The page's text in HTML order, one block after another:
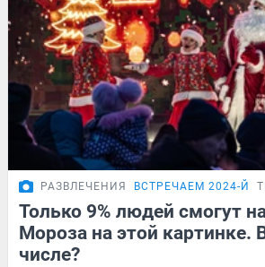
РАЗВЛЕЧЕНИЯ ВСТРЕЧАЕМ 2024-Й
Только 9% людей смогут
Мороза на этой картинке.
числе?